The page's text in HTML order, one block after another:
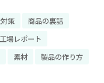
策
商品の裏話
工場レポート
素材
製品の作り方